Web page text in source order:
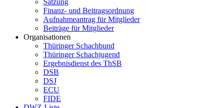
Satzung
Finanz- und Beitragsordnung
Aufnahmeantrag für Mitglieder
Beiträge für Mitglieder
Organisationen
Thüringer Schachbund
Thüringer Schachjugend
Ergebnisdienst des ThSB
DSB
DSJ
ECU
FIDE